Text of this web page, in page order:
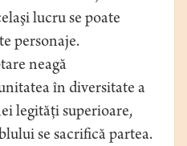
lucru se poate
personaje.
neagă
în diversitate a
legităţi superioare,
se sacrifică partea.